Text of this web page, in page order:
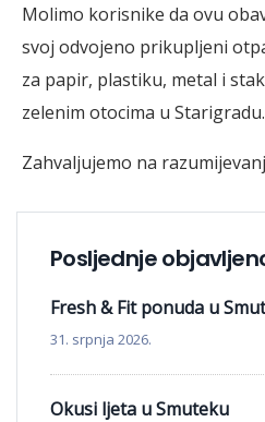
Molimo korisnike da ovu
svoj odvojeno prikupljeni
za papir, plastiku, metal i
zelenim otocima u Starigradu.
Zahvaljujemo na
Posljednje
Fresh & Fit ponuda u
31. srpnja 2026.
Okusi ljeta u Smuteku